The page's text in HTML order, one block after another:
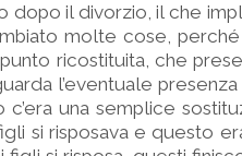
dopo il divorzio, il che
molte cose,
ricostituita, che
l’eventuale
una semplice
si risposava e questo